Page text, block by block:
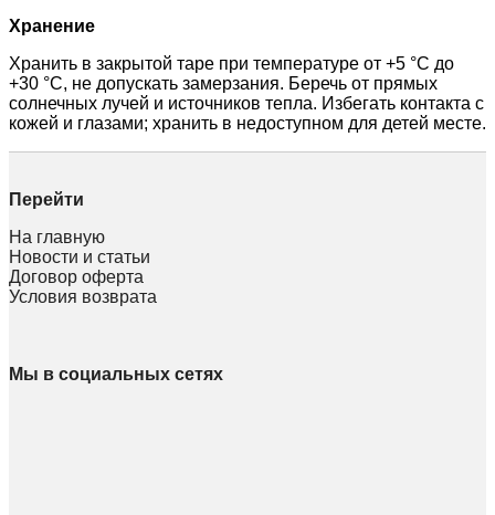
Хранение
Хранить в закрытой таре при температуре от +5 °C до
+30 °C, не допускать замерзания. Беречь от прямых
солнечных лучей и источников тепла. Избегать контакта с
кожей и глазами; хранить в недоступном для детей месте.
Перейти
На главную
Новости и статьи
Договор оферта
Условия возврата
Мы в социальных сетях